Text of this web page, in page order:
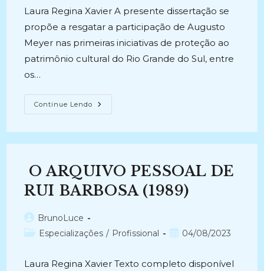
Laura Regina Xavier A presente dissertação se
propõe a resgatar a participação de Augusto
Meyer nas primeiras iniciativas de proteção ao
patrimônio cultural do Rio Grande do Sul, entre
os…
Continue Lendo PATRIMÔNIO
EM
A
Rodrigo
Melo
Franco
De
Meyer
(2008)
O ARQUIVO PESSOAL DE
RUI BARBOSA (1989)
Autor
do
BrunoLuce
Categoria
Especializações / Profissional
Post04/08/2023
Laura Regina Xavier Texto completo disponível